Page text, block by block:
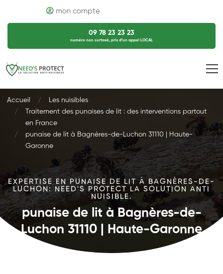
mon compte
09 78 23 23 23
numéro non surtaxé, prix d’un appel LOCAL
Accueil
Les nuisibles
Traitement des punaises de lit : des interventions partout
en France
punaise de lit à Bagnères-de-Luchon 31110 | Haute-
Garonne
EXPERTISE EN PUNAISE DE LIT À BAGNÈRES-DE-
LUCHON: NEED'S PROTECT LA SOLUTION ANTI
NUISIBLE.
punaise de lit à Bagnères-de-
Luchon 31110 | Haute-Garonne